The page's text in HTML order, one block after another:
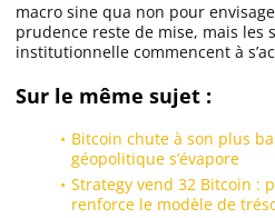
macro sine qua non pour
prudence reste de mise, mais les
institutionnelle commencent à
Sur le même sujet :
Bitcoin chute à son plus
géopolitique s’évapore
Strategy vend 32 Bitcoin :
renforce le modèle de